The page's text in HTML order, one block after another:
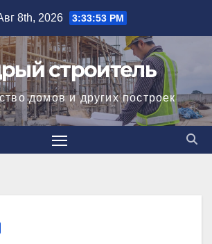
8th, 2026 3:33:54 PM
строитель
домов и других построек